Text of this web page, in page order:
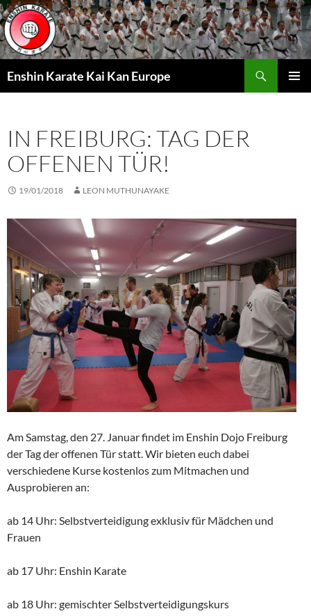
Zum
Inhalt
springen
Enshin Karate Kai Kan Europe
IN FREIBURG: TAG DER
OFFENEN TÜR!
19/01/2018 LEON MUTHUNAYAKE
Am Samstag, den 27. Januar findet im Enshin Dojo Freiburg
der Tag der offenen Tür statt. Wir bieten euch dabei
verschiedene Kurse kostenlos zum Mitmachen und
Ausprobieren an:
ab 14 Uhr: Selbstverteidigung exklusiv für Mädchen und
Frauen
ab 17 Uhr: Enshin Karate
ab 18 Uhr: gemischter Selbstverteidigungskurs